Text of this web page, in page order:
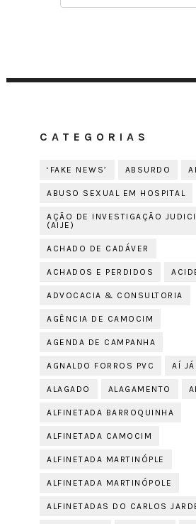
CATEGORIAS
‘FAKE NEWS’ ABSURDO
ABUSO SEXUAL EM HOSPITAL
AÇÃO DE INVESTIGAÇÃO
(AIJE)
ACHADO DE CADÁVER
ACHADOS E PERDIDOS
ADVOCACIA & CONSULTORIA
AGÊNCIA DE CAMOCIM
AGENDA DE CAMPANHA
AGNALDO FORROS PVC AÍ
ALAGADO ALAGAMENTO
ALFINETADA BARROQUINHA
ALFINETADA CAMOCIM
ALFINETADA MARTINÓPLE
ALFINETADA MARTINÓPOLE
ALFINETADAS DO CARLOS